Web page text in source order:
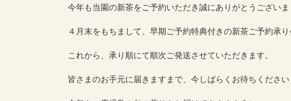
今年も当園の新茶をご予約いただき誠にありがとうございま
４月末をもちまして、早期ご予約特典付きの新茶ご予約承り
これから、承り順にて順次ご発送させていただきます。
皆さまのお手元に届きますまで、今しばらくお待ちください